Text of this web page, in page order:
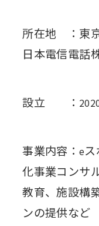
所在地 ：東
日本電信電話
設立 ：
事業内容：e
化事業コンサ
教育、施設構
ンの提供など